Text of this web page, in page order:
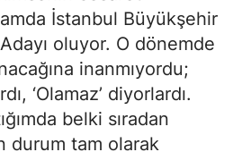
İstanbul Büyükşehir
oluyor. O dönemde
inanmıyordu;
‘Olamaz’ diyorlardı.
belki sıradan
durum tam olarak